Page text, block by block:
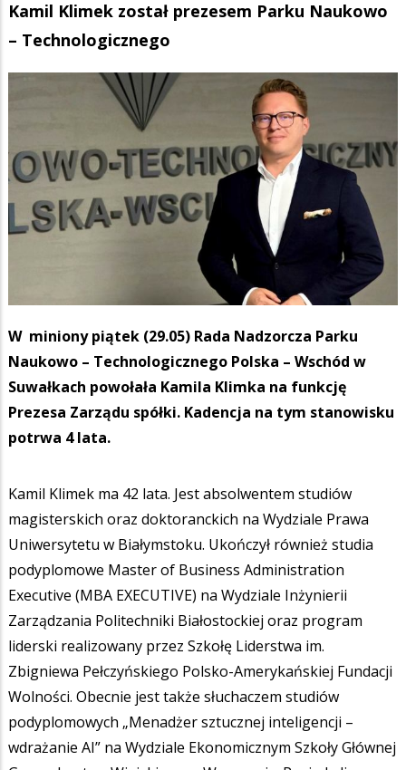
Kamil Klimek został prezesem Parku Naukowo
– Technologicznego
W miniony piątek (29.05) Rada Nadzorcza Parku
Naukowo – Technologicznego Polska – Wschód w
Suwałkach powołała Kamila Klimka na funkcję
Prezesa Zarządu spółki. Kadencja na tym stanowisku
potrwa 4 lata.
Kamil Klimek ma 42 lata. Jest absolwentem studiów
magisterskich oraz doktoranckich na Wydziale Prawa
Uniwersytetu w Białymstoku. Ukończył również studia
podyplomowe Master of Business Administration
Executive (MBA EXECUTIVE) na Wydziale Inżynierii
Zarządzania Politechniki Białostockiej oraz program
liderski realizowany przez Szkołę Liderstwa im.
Zbigniewa Pełczyńskiego Polsko-Amerykańskiej Fundacji
Wolności. Obecnie jest także słuchaczem studiów
podyplomowych „Menadżer sztucznej inteligencji –
wdrażanie AI” na Wydziale Ekonomicznym Szkoły Głównej